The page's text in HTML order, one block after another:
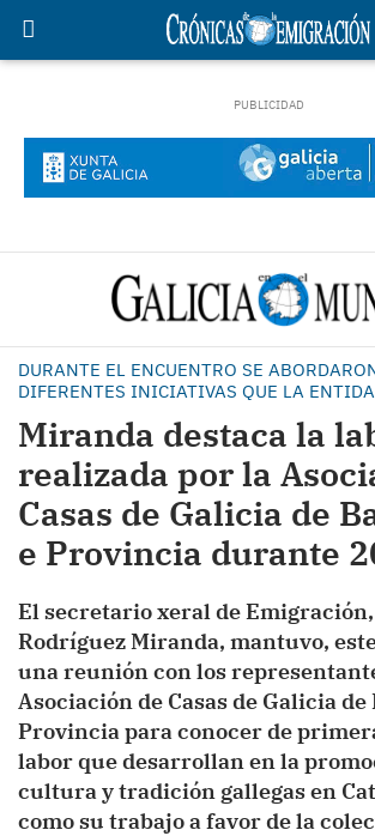
DURANTE EL ENCUENTRO SE
DIFERENTES INICIATIVAS QUE LA
Miranda destaca la
realizada por la
Casas de Galicia de
e Provincia durante
El secretario xeral de
Rodríguez Miranda, mantuvo,
una reunión con los
Asociación de Casas de Galicia
Provincia para conocer de
labor que desarrollan en la
cultura y tradición gallegas en
como su trabajo a favor de la